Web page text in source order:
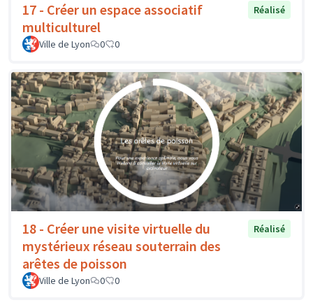
17 - Créer un espace associatif
multiculturel
Réalisé
Ville de Lyon 0 0
18 - Créer une visite virtuelle du
mystérieux réseau souterrain des
arêtes de poisson
Réalisé
Ville de Lyon 0 0